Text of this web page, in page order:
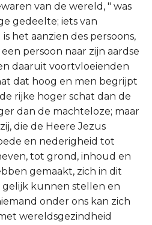
van de wereld, " was
gedeelte; iets van
het aanzien des persoons,
persoon naar zijn aardse
daaruit voortvloeienden
dat hoog en men begrijpt
rijke hoger schat dan de
dan de machteloze; maar
die de Heere Jezus
en nederigheid tot
tot grond, inhoud en
gemaakt, zich in dit
kunnen stellen en
onder ons kan zich
wereldsgezindheid